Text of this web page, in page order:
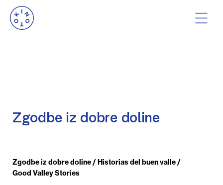
Zgodbe iz dobre doline
Zgodbe iz dobre doline / Historias del buen valle/
Good Valley Stories